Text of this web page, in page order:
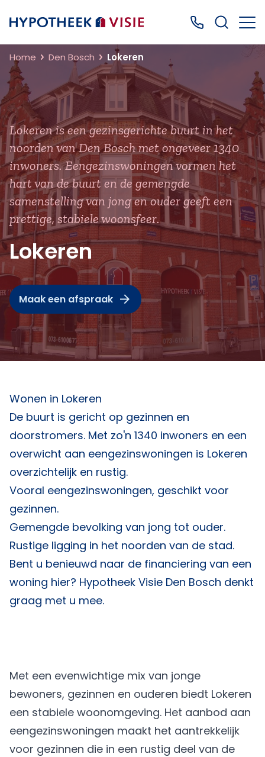
Terug naar home Bel ons: 0499
Home Den Bosch Lokeren
Lokeren is een gezinsgerichte buurt in het
noorden van Den Bosch met ongeveer 1340
inwoners. Eengezinswoningen vormen het
hart van de buurt en de gemengde
samenstelling van jong en ouder geeft een
prettige, stabiele woonsfeer.
Lokeren
Maak een afspraak
Wonen in Lokeren
De buurt is gericht op gezinnen en
doorstromers. Met zo'n 1340 inwoners en een
overwicht aan eengezinswoningen is Lokeren
overzichtelijk en rustig.
Vooral eengezinswoningen, geschikt voor
gezinnen.
Gemengde bevolking van jong tot ouder.
Rustige ligging in het noorden van de stad.
Bent u benieuwd naar de financiering van een
woning hier? Hypotheek Visie Den Bosch denkt
graag met u mee.
Met een evenwichtige mix van jonge
bewoners, gezinnen en ouderen biedt Lokeren
een stabiele woonomgeving. Het aanbod aan
eengezinswoningen maakt het aantrekkelijk
voor gezinnen die in een rustig deel van de